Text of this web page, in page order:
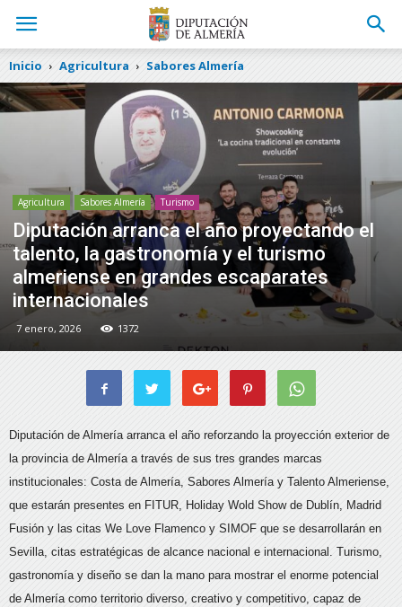
Inicio Agricultura Sabores Almería
Agricultura Sabores Almería Turismo
Diputación arranca el año proyectando el
talento, la gastronomía y el turismo
almeriense en grandes escaparates
internacionales
7 enero, 2026 1372
Diputación de Almería arranca el año reforzando la proyección exterior de
la provincia de Almería a través de sus tres grandes marcas
institucionales: Costa de Almería, Sabores Almería y Talento Almeriense,
que estarán presentes en FITUR, Holiday Wold Show de Dublín, Madrid
Fusión y las citas We Love Flamenco y SIMOF que se desarrollarán en
Sevilla, citas estratégicas de alcance nacional e internacional. Turismo,
gastronomía y diseño se dan la mano para mostrar el enorme potencial
de Almería como territorio diverso, creativo y competitivo, capaz de